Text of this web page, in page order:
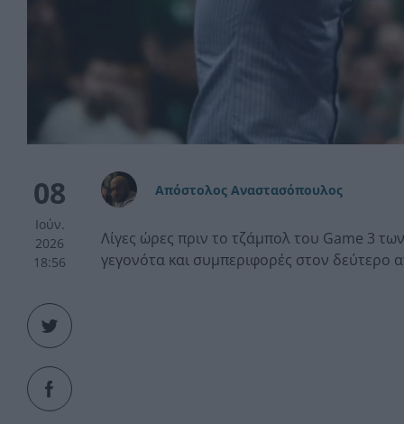
08
Ιούν.
2026
18:56
Απόστολος Αναστασόπουλος
Λίγες ώρες πριν το τζάμπολ του Game 3
γεγονότα και συμπεριφορές στον δεύτερο